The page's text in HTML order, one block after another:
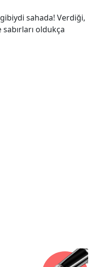
sahada! Verdiği,
oldukça